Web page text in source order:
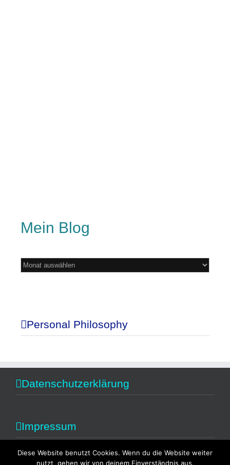
Mein Blog
Mein
Blog
Personal Philosophy
Datenschutzerklärung
Impressum
Diese Website benutzt Cookies. Wenn du die Website weiter
nutzt, gehen wir von deinem Einverständnis aus.